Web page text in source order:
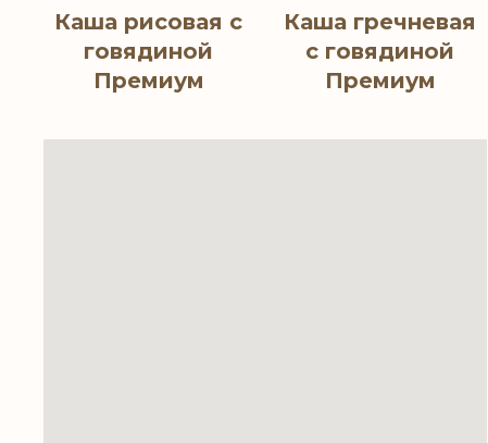
Каша рисовая с
говядиной
Премиум
Каша гречневая
с говядиной
Премиум